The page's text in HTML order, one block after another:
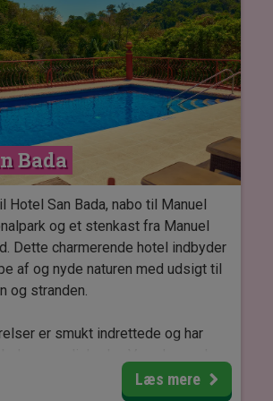
Verde bor du i rummelige og
med plads til fire personer,
tv og wi-fi. Alle værelser
terasse, hvor du kan nyde
frodige jungle og måske
dovendyr og aber. Det er muligt at
eller til et studio i
som er forbeholdt gæster
Bada
Hotel San Bada, nabo til Manuel
og et stenkast fra Manuel
Dette charmerende hotel indbyder
af og nyde naturen med udsigt til
og stranden.
er smukt indrettede og har
med regnbruser og
Læs mere